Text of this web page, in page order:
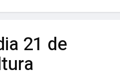
21 de